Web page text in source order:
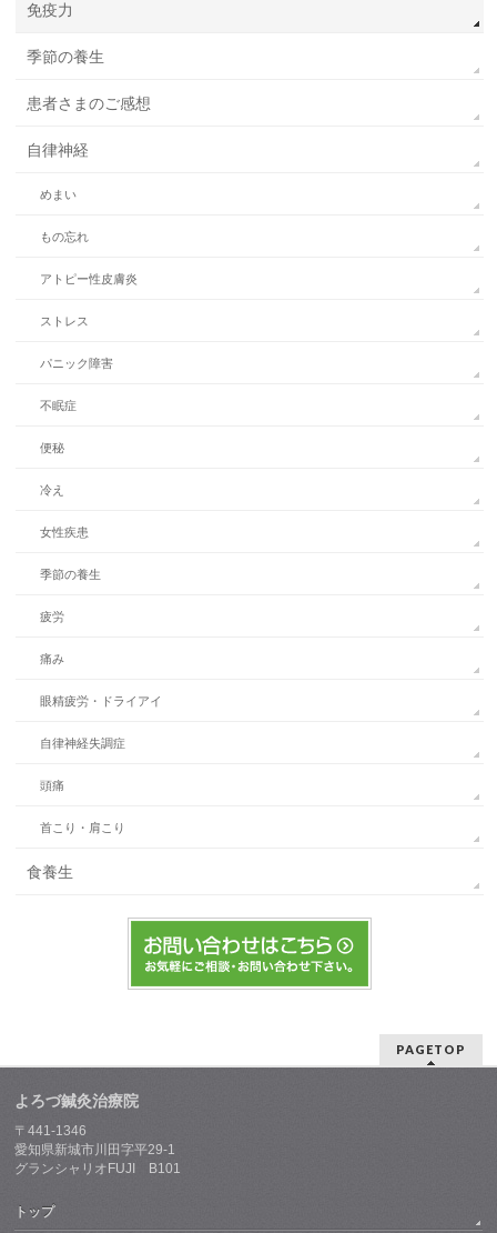
免疫力
季節の養生
患者さまのご感想
自律神経
めまい
もの忘れ
アトピー性皮膚炎
ストレス
パニック障害
不眠症
便秘
冷え
女性疾患
季節の養生
疲労
痛み
眼精疲労・ドライアイ
自律神経失調症
頭痛
首こり・肩こり
食養生
PAGETOP
よろづ鍼灸治療院
〒441-1346
愛知県新城市川田字平29-1
グランシャリオFUJI B101
トップ